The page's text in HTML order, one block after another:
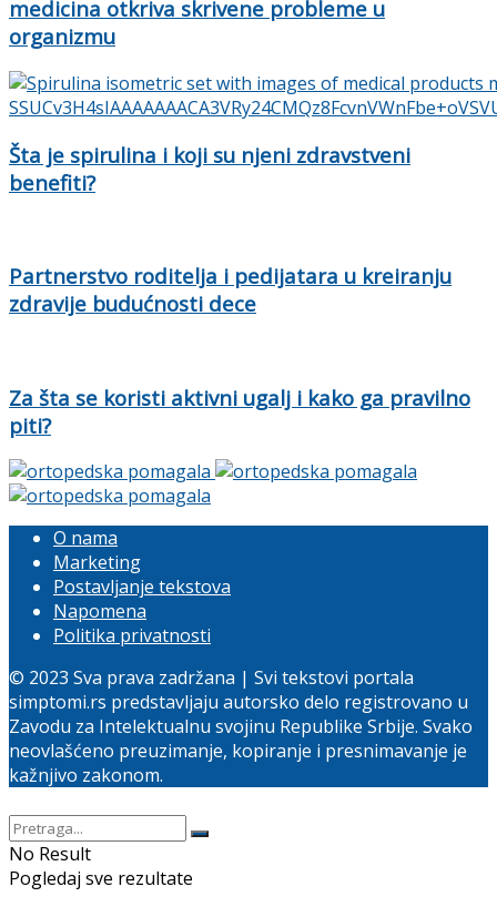
medicina otkriva skrivene probleme u
organizmu
Šta je spirulina i koji su njeni zdravstveni
benefiti?
Partnerstvo roditelja i pedijatara u kreiranju
zdravije budućnosti dece
Za šta se koristi aktivni ugalj i kako ga pravilno
piti?
O nama
Marketing
Postavljanje tekstova
Napomena
Politika privatnosti
© 2023 Sva prava zadržana | Svi tekstovi portala
simptomi.rs predstavljaju autorsko delo registrovano u
Zavodu za Intelektualnu svojinu Republike Srbije. Svako
neovlašćeno preuzimanje, kopiranje i presnimavanje je
kažnjivo zakonom.
No Result
Pogledaj sve rezultate